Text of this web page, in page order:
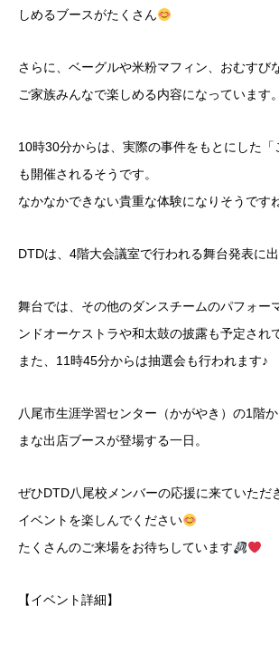
しめるブースがたくさん
さらに、ベーグルや米粉マフィン、おむすび
ご家族みんなで楽しめる内容になっています。
10時30分からは、実際の事件をもとにした「
も開催されるそうです。
なかなかできない貴重な体験になりそうです
DTDは、4階大会議室で行われる舞台発表に
舞台では、その他のダンスチームのパフォー
ンドオーケストラや和太鼓の披露も予定され
また、11時45分からは抽選会も行われます♪
八尾市生涯学習センター（かがやき）の1階
まな出店ブースが登場する一日。
ぜひDTD八尾校メンバーの応援に来ていただ
イベントを楽しんでください
たくさんのご来場をお待ちしています
【イベント詳細】